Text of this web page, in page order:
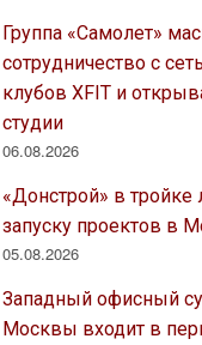
Группа «Самолет»
сотрудничество с
клубов XFIT и
студии
06.08.2026
«Донстрой» в тройке
запуску проектов в
05.08.2026
Западный офисный
Москвы входит в